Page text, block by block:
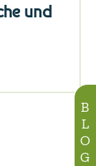
BLOG
und